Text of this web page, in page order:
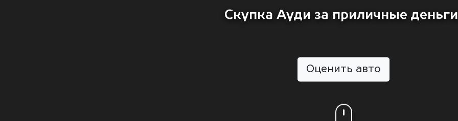
Скупка Ауди за приличные
Оценить авто